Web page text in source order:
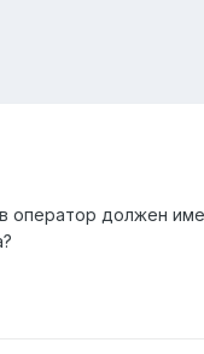
оператор должен